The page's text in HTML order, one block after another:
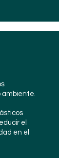
ambiente.
el
en el